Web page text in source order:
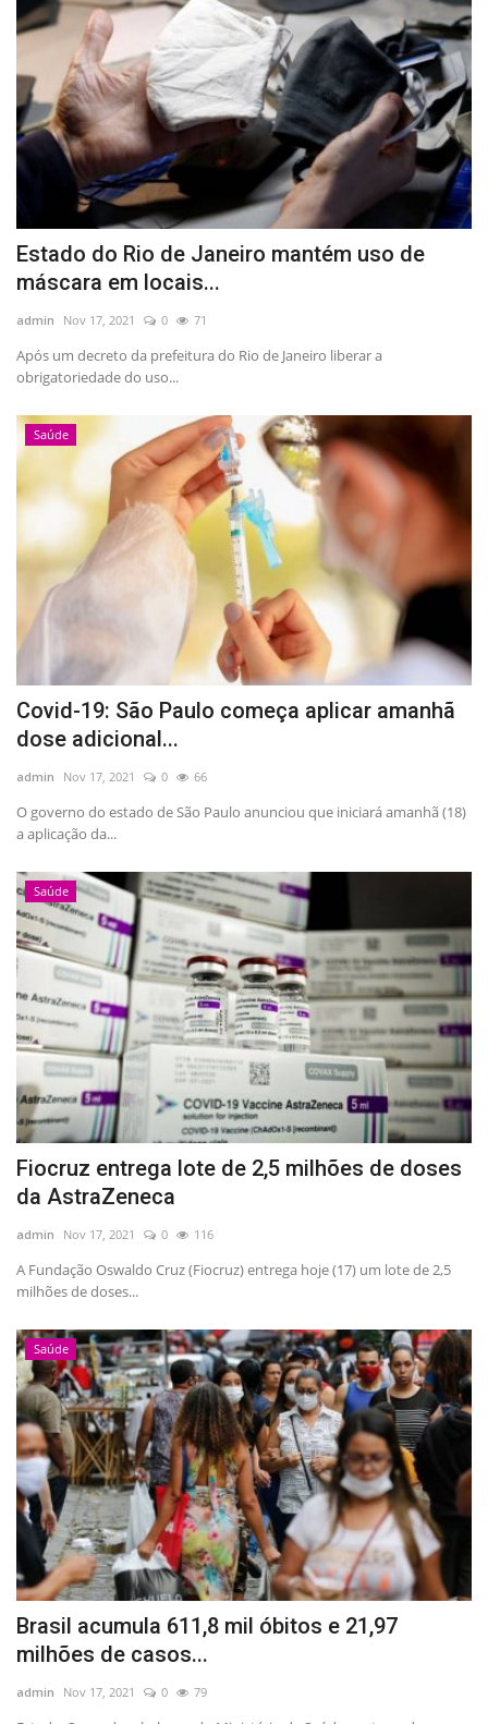
Estado do Rio de Janeiro mantém uso de
máscara em locais...
admin Nov 17, 2021 0 71
Após um decreto da prefeitura do Rio de Janeiro liberar a
obrigatoriedade do uso...
Saúde
Covid-19: São Paulo começa aplicar amanhã
dose adicional...
admin Nov 17, 2021 0 66
O governo do estado de São Paulo anunciou que iniciará amanhã (18)
a aplicação da...
Saúde
Fiocruz entrega lote de 2,5 milhões de doses
da AstraZeneca
admin Nov 17, 2021 0 116
A Fundação Oswaldo Cruz (Fiocruz) entrega hoje (17) um lote de 2,5
milhões de doses...
Saúde
Brasil acumula 611,8 mil óbitos e 21,97
milhões de casos...
admin Nov 17, 2021 0 79